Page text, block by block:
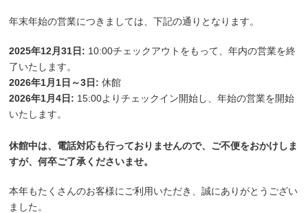
年末年始の営業につきましては、下記の通りとなります。
2025年12月31日: 10:00チェックアウトをもって、年内の営業を終
了いたします。
2026年1月1日～3日: 休館
2026年1月4日: 15:00よりチェックイン開始し、年始の営業を開始
いたします。
休館中は、電話対応も行っておりませんので、ご不便をおかけしま
すが、何卒ご了承くださいませ。
本年もたくさんのお客様にご利用いただき、誠にありがとうござい
ました。